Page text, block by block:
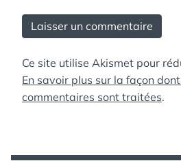
Ce site utilise Akismet pour
En savoir plus sur la façon
commentaires sont traitées.